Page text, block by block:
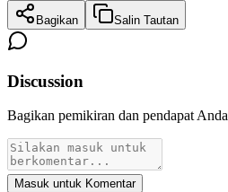
Bagikan Salin Tautan
Discussion
Bagikan pemikiran dan pendapat Anda
Masuk untuk Komentar